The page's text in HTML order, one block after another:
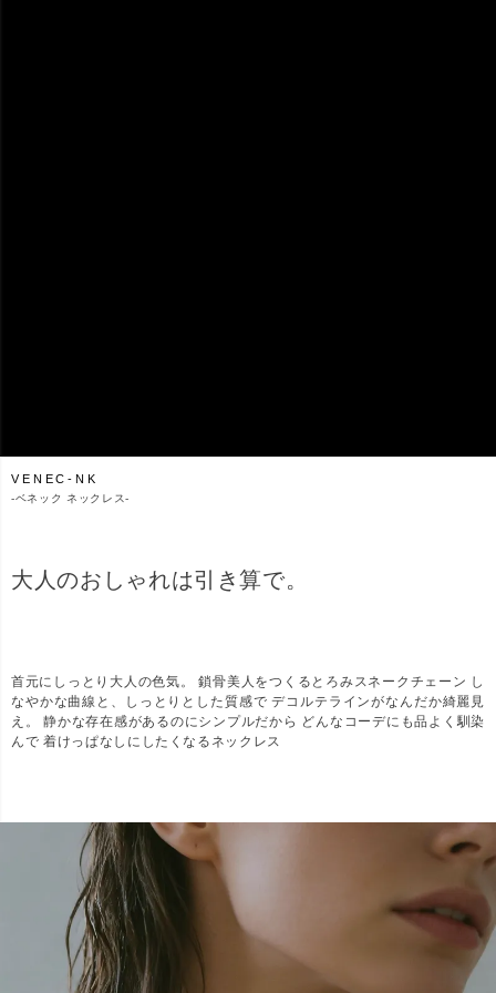
VENEC-NK
-ベネック ネックレス-
大人のおしゃれは引き算で。
首元にしっとり大人の色気。 鎖骨美人をつくるとろみスネークチェーン し
なやかな曲線と、しっとりとした質感で デコルテラインがなんだか綺麗見
え。 静かな存在感があるのにシンプルだから どんなコーデにも品よく馴染
んで 着けっぱなしにしたくなるネックレス